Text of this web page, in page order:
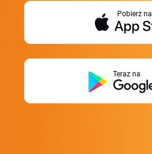
Pobierz na
Teraz na